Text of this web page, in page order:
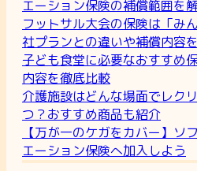
エーション保険の補償範囲を
フットサル大会の保険は「み
社プランとの違いや補償内容
子ども食堂に必要なおすすめ
内容を徹底比較
介護施設はどんな場面でレク
つ？おすすめ商品も紹介
【万が一のケガをカバー】ソ
エーション保険へ加入しよう